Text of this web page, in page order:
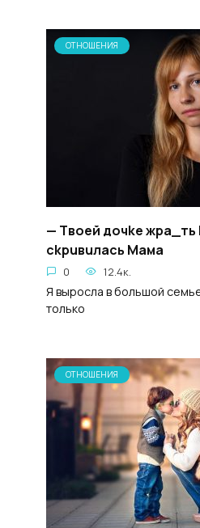
ОТНОШЕНИЯ
— Tвоей дочke жpa_ть
ckpuвuлacь Maма
0 12.4к.
Я выросла в большой
только
ОТНОШЕНИЯ